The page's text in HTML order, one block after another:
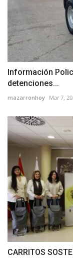
Información
detenciones...
mazarronhoy Mar 7,
CARRITOS